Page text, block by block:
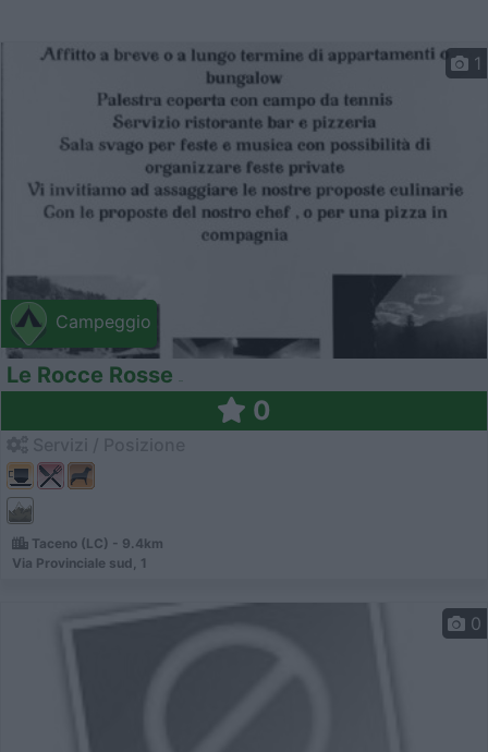
Campeggio
1
Le Rocce Rosse
0
Taceno (LC) - 9.4km
Via Provinciale sud, 1
0